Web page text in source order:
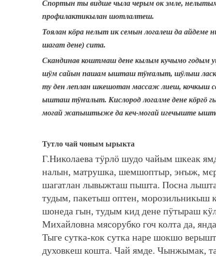
Спортын ты видше чыла черым ок эмле,
профилактикылан шотлалтеш.
Тоялан кӧра нелыт ик семын логалеш да
шагат дене) сита.
Скандинав коштмаш дене кылым кучымо годым
шӱм сайын пашам ышташ тӱҥалыт, шӱлыш
ту ден леплан шкешотан массаж лиеш, кочкыш
ышташ тӱҥалыт. Кислород логалме дене кӧргӧ
могай жапыштыже да кеч-могай игечыште
Тутло чай чоным ырыкта
Г.Николаева тӱрлӧ шудо чайым
налын, матрушка, шемшоптыр, эҥыж,
шагатлан лывыжташ пышта. Посна
тудым, пакетыш оптен,
шонеда гын, тудым кид дене пӱтыраш
Михайловна мясорубко гоч колта да,
Тыге сутка-кок сутка наре шокшо
духовкеш кошта. Чай ямде. Чынжымак,